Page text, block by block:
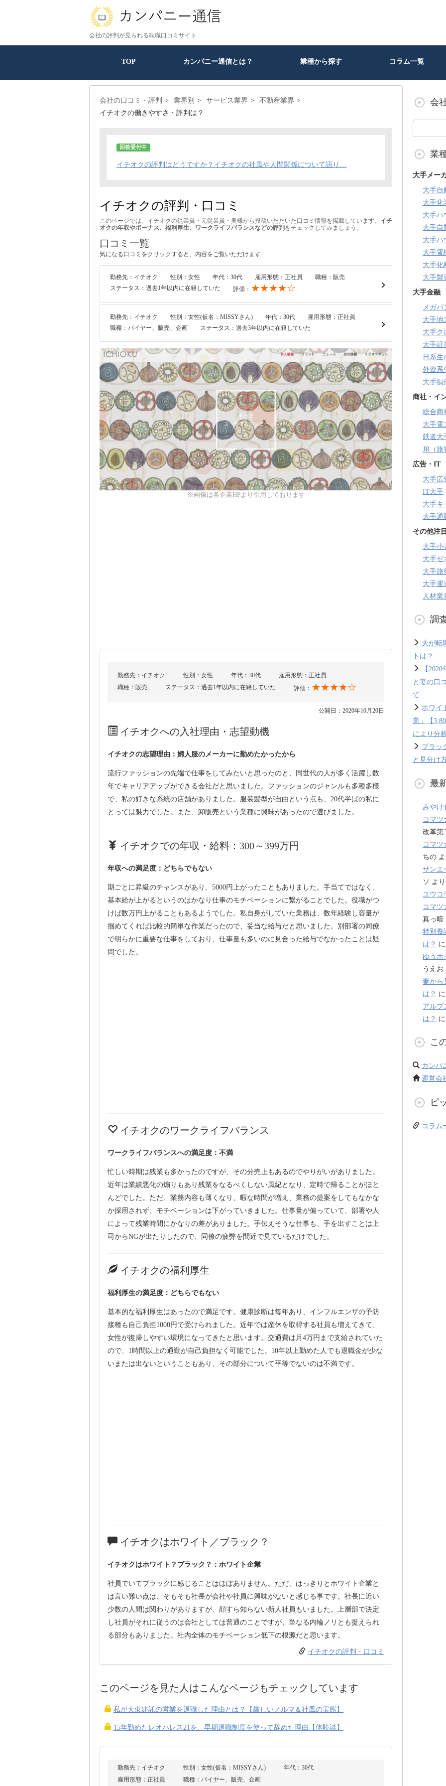
会社の評判が見られる転職口コミサイト
TOP カンパニー通信とは？ 業種から探す コラム一覧
会社の口コミ・評判 業界別 サービス業界
不動産業界
イチオクの働きやすさ・評判は？
回答受付中
イチオクの評判はどうですか？イチオクの社風や人間関係について語り…
イチオクの評判・口コミ
このページでは、イチオクの従業員・元従業員・奥様から投稿いただいた口コミ情報を掲載しています。 イチ
オクの年収やボーナス、福利厚生、ワークライフバランスなどの評判 をチェックしてみましょう。
口コミ一覧
気になる口コミをクリックすると、内容をご覧いただけます
勤務先：イチオク 性別：女性 年代：30代 雇用形態：正社員
職種：販売
ステータス：過去1年以内に在籍していた
評価： ★★★★☆
勤務先：イチオク 性別：女性(仮名：MISSYさん) 年代：30代
雇用形態：正社員
職種：バイヤー、販売、企画
ステータス：過去3年以内に在籍していた
※画像は各企業HPより引用しております
勤務先：イチオク 性別：女性 年代：30代
雇用形態：正社員
職種：販売
ステータス：過去1年以内に在籍していた 評価： ★★★★☆
公開日：2020年10月20日
イチオクへの入社理由・志望動機
イチオクの志望理由：婦人服のメーカーに勤めたかったから
流行ファッションの先端で仕事をしてみたいと思ったのと、同世代の人が多く活躍し数
年でキャリアアップができる会社だと思いました。ファッションのジャンルも多種多様
で、私の好きな系統の店舗がありました。服装髪型が自由という点も、20代半ばの私に
とっては魅力でした。また、卸販売という業種に興味があったので選びました。
イチオクでの年収・給料：300～399万円
年収への満足度：どちらでもない
期ごとに昇級のチャンスがあり、5000円上がったこともありました。手当てではなく、
基本給が上がるというのはかなり仕事のモチベーションに繋がることでした。役職がつ
けば数万円上がることもあるようでした。私自身がしていた業務は、数年経験し容量が
掴めてくれば比較的簡単な作業だったので、妥当な給与だと思いました。別部署の同僚
で明らかに重要な仕事をしており、仕事量も多いのに見合った給与でなかったことは疑
問でした。
イチオクのワークライフバランス
ワークライフバランスへの満足度：不満
忙しい時期は残業も多かったのですが、その分売上もあるのでやりがいがありました。
近年は業績悪化の煽りもあり残業をなるべくしない風紀となり、定時で帰ることがほと
んどでした。ただ、業務内容も薄くなり、暇な時間が増え、業務の提案をしてもなかな
か採用されず、モチベーションは下がっていきました。仕事量が偏っていて、部署や人
によって残業時間にかなりの差がありました。手伝えそうな仕事も、手を出すことは上
司からNGが出たりしたので、同僚の疲弊を間近で見ているだけでした。
イチオクの福利厚生
福利厚生の満足度：どちらでもない
基本的な福利厚生はあったので満足です。健康診断は毎年あり、インフルエンザの予防
接種も自己負担1000円で受けられました。近年では産休を取得する社員も増えてきて、
女性が復帰しやすい環境になってきたと思います。交通費は月4万円まで支給されていた
ので、1時間以上の通勤が自己負担なく可能でした。10年以上勤めた人でも退職金が少な
いまたは出ないということもあり、その部分について平等でないのは不満です。
イチオクはホワイト／ブラック？
イチオクはホワイト？ブラック？：ホワイト企業
社員でいてブラックに感じることはほぼありません。ただ、はっきりとホワイト企業と
は言い難い点は、そもそも社長が会社や社員に興味がないと感じる事です。社長に近い
少数の人間は関わりがありますが、顔すら知らない新人社員もいました。上層部で決定
し社員がそれに従うのは会社としては普通のことですが、単なる内輪ノリとも捉えられ
る部分もありました。社内全体のモチベーション低下の根源だと思います。
イチオクの評判・口コミ
このページを見た人はこんなページもチェックしています
私が大東建託の営業を退職した理由とは？【厳しいノルマ＆社風の実態】
15年勤めたレオパレス21を、早期退職制度を使って辞めた理由【体験談】
勤務先：イチオク 性別：女性(仮名：MISSYさん)
年代：30代
雇用形態：正社員
職種：バイヤー、販売、企画
会
業
大手メー
大手自
大手化
大手ハ
大手自
大手ハ
大手電
大手化
大手製
大手金融
メガバ
大手地
大手ク
大手証
日系生
外資系
大手損
商社・イ
総合商
大手電
鉄道大
JR（旅
広告・IT
大手広
IT大手
大手キ
大手通
その他注
大手小
大手ゼ
大手旅
大手運
人材業
調
夫が転
トは？
【
と妻の口
て
ホワイ
業」【
により分
ブラッ
と見分け
最
みやけ
コマツ
改革第
コマツ
ちの
サンエ
ソ より
ユウコ
コマツ
真っ暗
特別養
は？
ゆうホ
うえお
妻から
は？
アルプ
は？
こ
カンパ
運営会
ピ
コラム